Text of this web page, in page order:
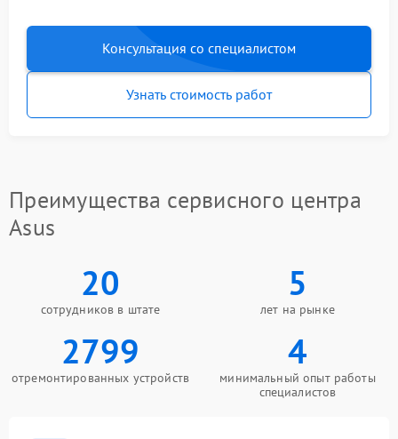
Консультация со специалистом
Узнать стоимость работ
Преимущества сервисного центра
Asus
20
сотрудников в штате
5
лет на рынке
2799
отремонтированных устройств
4
минимальный опыт работы
специалистов